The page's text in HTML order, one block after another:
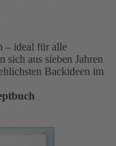
– ideal für alle
sich aus sieben Jahren
Backideen im